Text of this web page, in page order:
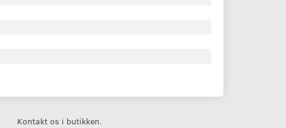
Kontakt os i butikken.